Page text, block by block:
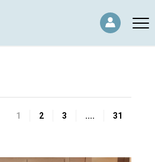
1 2 3 .... 31